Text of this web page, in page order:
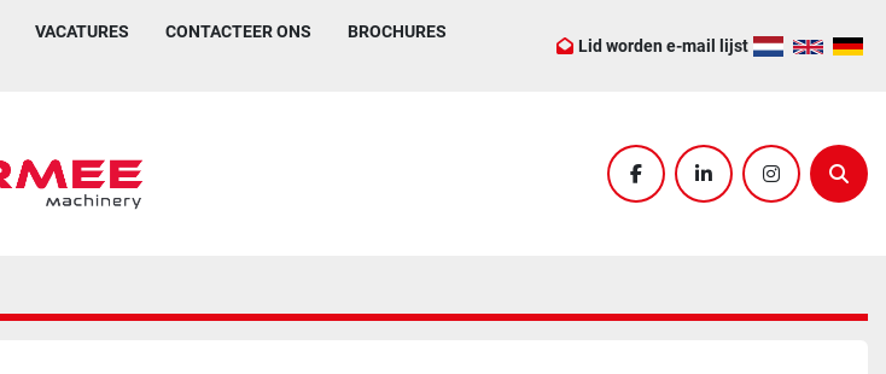
VACATURES CONTACTEER ONS
BROCHURES
Lid worden e-mail lijst
facebooklinkedininstagramZoek